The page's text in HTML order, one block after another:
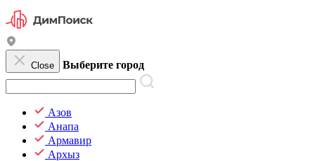
Close Выберите город
Азов
Анапа
Армавир
Архыз